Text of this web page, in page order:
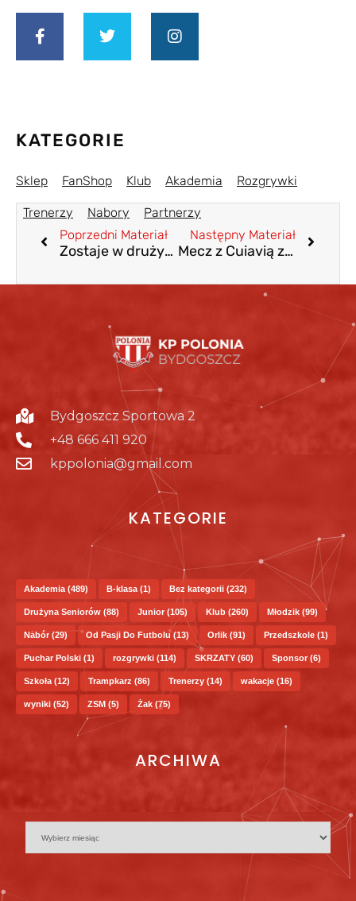
KATEGORIE
Sklep FanShop Klub Akademia Rozgrywki
Trenerzy Nabory
Partnerzy
Poprzedni Materiał
Zostaje w drużynie
Następny Materiał
Mecz z Cuiavią za nami.
Bydgoszcz Sportowa 2
+48 666 411 920
kppolonia@gmail.com
KATEGORIE
Akademia (489) B-klasa (1) Bez kategorii (232)
Drużyna Seniorów (88) Junior (105) Klub (260) Młodzik (99)
Nabór (29) Od Pasji Do Futbolu(13) Orlik (91) Przedszkole (1)
Puchar Polski (1) rozgrywki (114) SKRZATY (60) Sponsor (6)
Szkoła (12) Trampkarz (86) Trenerzy (14) wakacje (16)
wyniki (52) ZSM (5) Żak (75)
ARCHIWA